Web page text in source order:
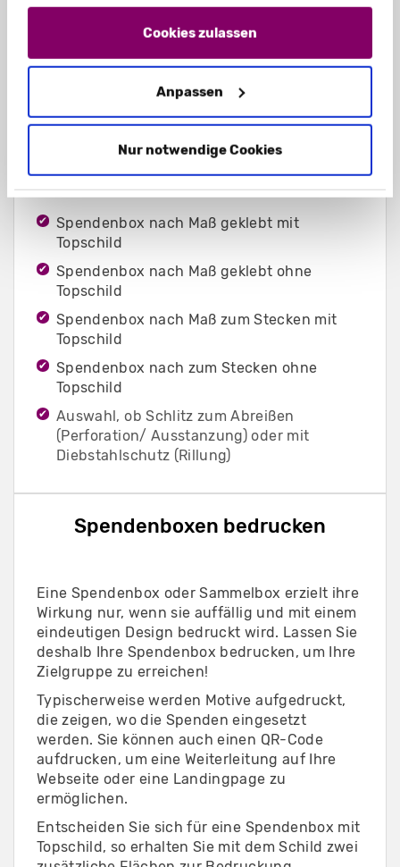
Cookies Sie zulassen. Hier finden Sie unser
und unsereDatenschutzerklärung
Cookies zulassen
Anpassen
Nur notwendige Cookies
Variationen Spendenboxen
Spendenbox nach Maß geklebt mit
Topschild
Spendenbox nach Maß geklebt ohne
Topschild
Spendenbox nach Maß zum Stecken mit
Topschild
Spendenbox nach zum Stecken ohne
Topschild
Auswahl, ob Schlitz zum Abreißen
(Perforation/ Ausstanzung) oder mit
Diebstahlschutz (Rillung)
Spendenboxen bedrucken
Eine Spendenbox oder Sammelbox erzielt ihre
Wirkung nur, wenn sie auffällig und mit einem
eindeutigen Design bedruckt wird. Lassen Sie
deshalb Ihre Spendenbox bedrucken, um Ihre
Zielgruppe zu erreichen!
Typischerweise werden Motive aufgedruckt,
die zeigen, wo die Spenden eingesetzt
werden. Sie können auch einen QR-Code
aufdrucken, um eine Weiterleitung auf Ihre
Webseite oder eine Landingpage zu
ermöglichen.
Entscheiden Sie sich für eine Spendenbox mit
Topschild, so erhalten Sie mit dem Schild zwei